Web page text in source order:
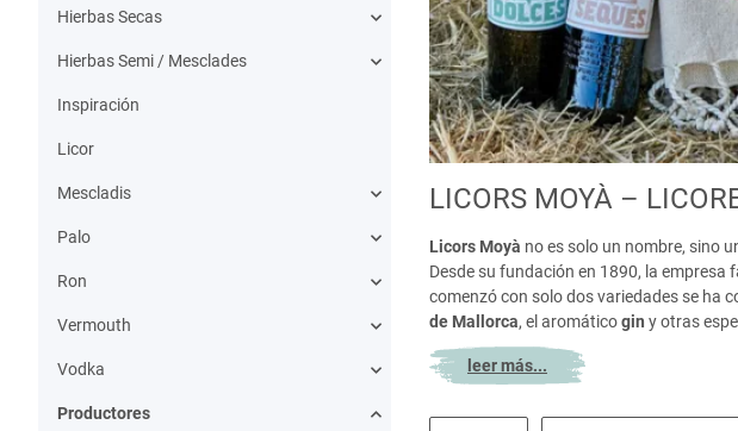
LICORS MOYÀ –
Licors Moyà no es solo un nombre, sino
Desde su fundación en 1890, la
comenzó con solo dos variedades se ha
de Mallorca, el aromáticogin y otras
leer más...
Hierbas Secas
Hierbas Semi / Mesclades
Inspiración
Licor
Mescladis
Palo
Ron
Vermouth
Vodka
Productores